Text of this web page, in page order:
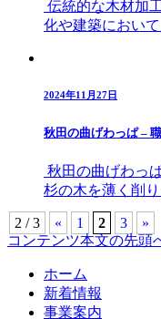
伝統的な木材加
化や建築におい
2024年11月27日
秋田の曲げわっぱ –
秋田の曲げわっ
杉の木を薄く削
2 / 3 « 1 2 3
»
コンテンツ本文の先頭
ホーム
新着情報
事業案内